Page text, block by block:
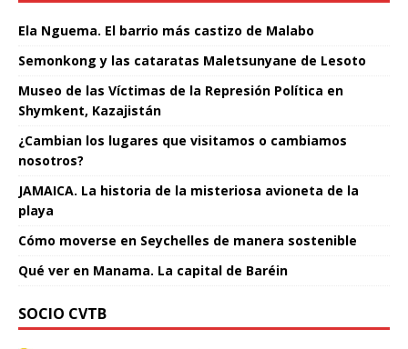
Ela Nguema. El barrio más castizo de Malabo
Semonkong y las cataratas Maletsunyane de Lesoto
Museo de las Víctimas de la Represión Política en
Shymkent, Kazajistán
¿Cambian los lugares que visitamos o cambiamos
nosotros?
JAMAICA. La historia de la misteriosa avioneta de la
playa
Cómo moverse en Seychelles de manera sostenible
Qué ver en Manama. La capital de Baréin
SOCIO CVTB